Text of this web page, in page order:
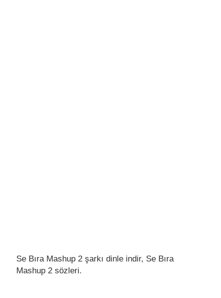
Se Bıra Mashup 2 şarkı dinle indir, Se Bıra
Mashup 2 sözleri.